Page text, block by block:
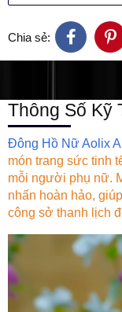
Chia sẻ:
Thông Số Kỹ
Đông Hồ Nữ Aolix
món trang sức tinh
mỗi người phụ nữ.
nhấn hoàn hảo,
công sở thanh lịch